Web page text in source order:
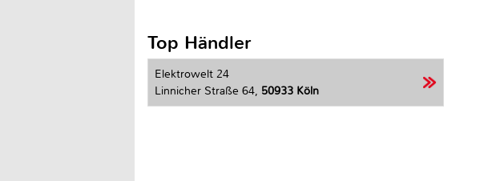
Top Händler
Elektrowelt 24
Linnicher Straße 64, 50933 Köln